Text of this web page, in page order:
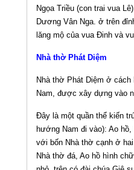
Ngọa Triều (con trai vua
Dương Vân Nga. ở trên
lăng mộ của vua Ðinh và
Nhà thờ Phát Diệm
Nhà thờ Phát Diệm ở cách
Nam, được xây dựng vào
Ðây là một quần thể kiến
hướng Nam đi vào): Ao
với bốn Nhà thờ cạnh ở
Nhà thờ đá, Ao hồ hình